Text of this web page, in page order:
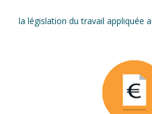
la législation du travail appliquée